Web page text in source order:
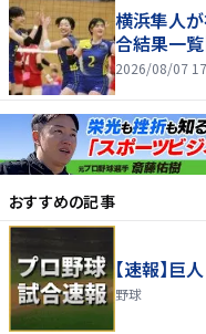
横浜隼人
合結果一覧
2026/08/07
おすすめの記事
【速報】巨
野球